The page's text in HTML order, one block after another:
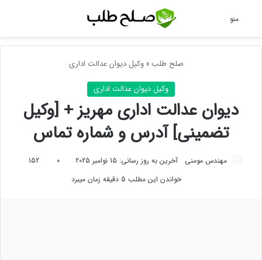
منو
صلح طلب » وکیل دیوان عدالت اداری
وکیل دیوان عدالت اداری
دیوان عدالت اداری مهریز + [وکیل
تضمینی] آدرس و شماره تماس
مهندس مومنی آخرین به روز رسانی: 15 نوامبر 2025 0
152
خواندن این مطلب 5 دقیقه زمان میبرد